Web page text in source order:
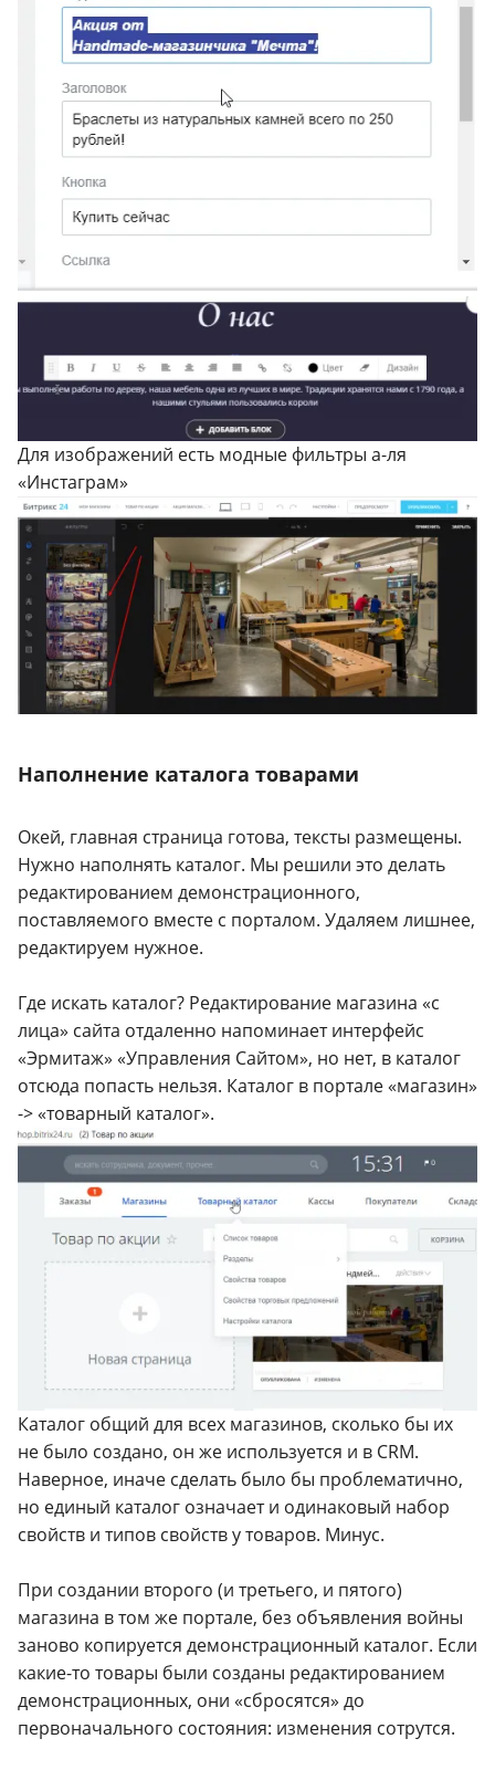
Для изображений есть модные фильтры а-ля
«Инстаграм»
Наполнение каталога товарами
Окей, главная страница готова, тексты размещены.
Нужно наполнять каталог. Мы решили это делать
редактированием демонстрационного,
поставляемого вместе с порталом. Удаляем лишнее,
редактируем нужное.
Где искать каталог? Редактирование магазина «с
лица» сайта отдаленно напоминает интерфейс
«Эрмитаж» «Управления Сайтом», но нет, в каталог
отсюда попасть нельзя. Каталог в портале «магазин»
-> «товарный каталог».
Каталог общий для всех магазинов, сколько бы их
не было создано, он же используется и в CRM.
Наверное, иначе сделать было бы проблематично,
но единый каталог означает и одинаковый набор
свойств и типов свойств у товаров. Минус.
При создании второго (и третьего, и пятого)
магазина в том же портале, без объявления войны
заново копируется демонстрационный каталог. Если
какие-то товары были созданы редактированием
демонстрационных, они «сбросятся» до
первоначального состояния: изменения сотрутся.